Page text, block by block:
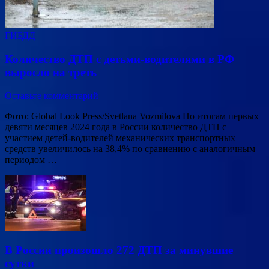
ГИБДД
Количество ДТП с детьми-водителями в РФ
выросло на треть
Оставьте комментарий
Фото: Global Look Press/Svetlana Vozmilova По итогам первых
девяти месяцев 2024 года в России количество ДТП с
участием детей-водителей механических транспортных
средств увеличилось на 38,4% по сравнению с аналогичным
периодом …
В России произошло 272 ДТП за минувшие
сутки